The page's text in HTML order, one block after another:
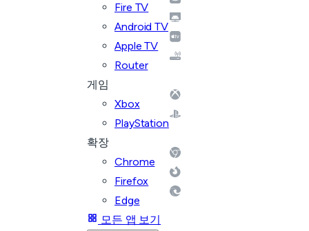
Fire TV
Android TV
Apple TV
Router
게임
Xbox
PlayStation
확장
Chrome
Firefox
Edge
모든 앱 보기